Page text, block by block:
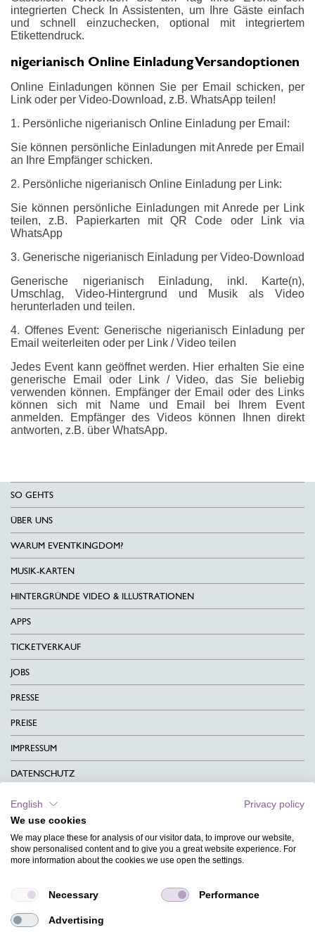
integrierten Check In Assistenten, um Ihre Gäste einfach
und schnell einzuchecken, optional mit integriertem
Etikettendruck.
nigerianisch Online Einladung Versandoptionen
Online Einladungen können Sie per Email schicken, per
Link oder per Video-Download, z.B. WhatsApp teilen!
1. Persönliche nigerianisch Online Einladung per Email:
Sie können persönliche Einladungen mit Anrede per Email
an Ihre Empfänger schicken.
2. Persönliche nigerianisch Online Einladung per Link:
Sie können persönliche Einladungen mit Anrede per Link
teilen, z.B. Papierkarten mit QR Code oder Link via
WhatsApp
3. Generische nigerianisch Einladung per Video-Download
Generische nigerianisch Einladung, inkl. Karte(n),
Umschlag, Video-Hintergrund und Musik als Video
herunterladen und teilen.
4. Offenes Event: Generische nigerianisch Einladung per
Email weiterleiten oder per Link / Video teilen
Jedes Event kann geöffnet werden. Hier erhalten Sie eine
generische Email oder Link / Video, das Sie beliebig
verwenden können. Empfänger der Email oder des Links
können sich mit Name und Email bei Ihrem Event
anmelden. Empfänger des Videos können Ihnen direkt
antworten, z.B. über WhatsApp.
SO GEHTS
ÜBER UNS
WARUM EVENTKINGDOM?
MUSIK-KARTEN
HINTERGRÜNDE VIDEO & ILLUSTRATIONEN
APPS
TICKETVERKAUF
JOBS
PRESSE
PREISE
IMPRESSUM
DATENSCHUTZ
KONTAKT
AGB
CHARITY
MAGAZIN
HILFE
English
Privacy policy
We use cookies
We may place these for analysis of our visitor data, to improve our website,
show personalised content and to give you a great website experience. For
more information about the cookies we use open the settings.
Necessary Performance
Advertising